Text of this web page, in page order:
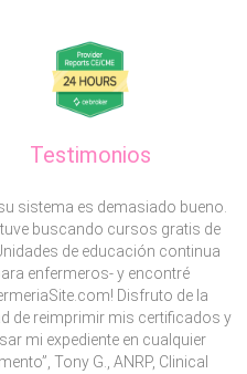
Testimonios
sistema es demasiado bueno.
buscando cursos gratis de
de educación continua
enfermeros- y encontré
Disfruto de la
de reimprimir mis certificados y
mi expediente en cualquier
Tony G., ANRP, Clinical